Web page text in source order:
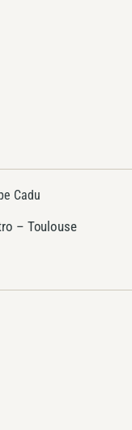
Cadu
– Toulouse